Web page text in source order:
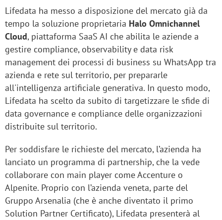
Lifedata ha messo a disposizione del mercato già da
tempo la soluzione proprietaria Halo Omnichannel
Cloud, piattaforma SaaS AI che abilita le aziende a
gestire compliance, observability e data risk
management dei processi di business su WhatsApp tra
azienda e rete sul territorio, per prepararle
all'intelligenza artificiale generativa. In questo modo,
Lifedata ha scelto da subito di targetizzare le sfide di
data governance e compliance delle organizzazioni
distribuite sul territorio.
Per soddisfare le richieste del mercato, l’azienda ha
lanciato un programma di partnership, che la vede
collaborare con main player come Accenture o
Alpenite. Proprio con l’azienda veneta, parte del
Gruppo Arsenalia (che è anche diventato il primo
Solution Partner Certificato), Lifedata presenterà al